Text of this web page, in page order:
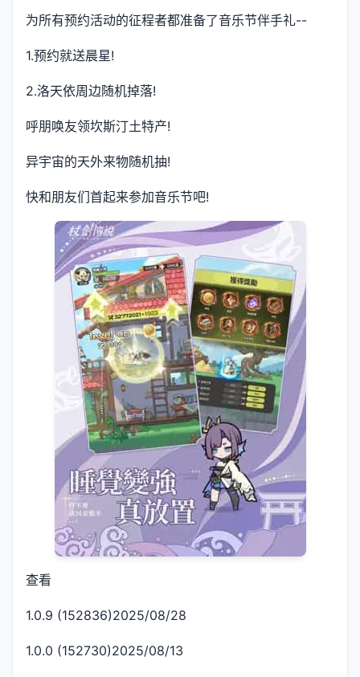
为所有预约活动的征程者都准备了音乐节伴手礼--
1.预约就送晨星!
2.洛天依周边随机掉落!
呼朋唤友领坎斯汀土特产!
异宇宙的天外来物随机抽!
快和朋友们首起来参加音乐节吧!
查看
1.0.9 (152836)2025/08/28
1.0.0 (152730)2025/08/13